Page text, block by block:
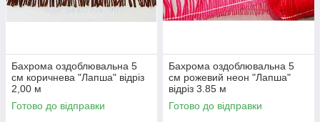
Бахрома оздоблювальна 5
см коричнева "Лапша" відріз
2,00 м
Готово до відправки
Бахрома оздоблювальна 5
см рожевий неон "Лапша"
відріз 3.85 м
Готово до відправки